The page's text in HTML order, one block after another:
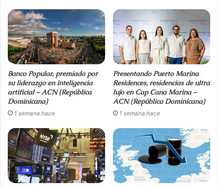
Banco Popular, premiado por
su liderazgo en inteligencia
artificial – ACN (República
Dominicana)
1 semana hace
Presentando Puerto Marina
Residences, residencias de ultra
lujo en Cap Cana Marina –
ACN (República Dominicana)
1 semana hace